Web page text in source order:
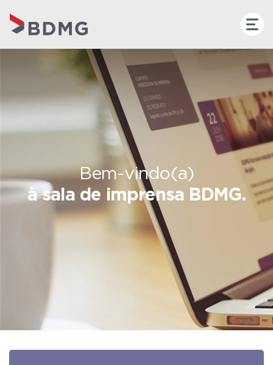
Bem-vindo(a)
à sala de imprensa BDMG.